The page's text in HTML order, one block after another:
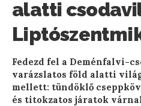
alatti
Fedezd fel a Deménfalvi-
varázslatos föld alatti
mellett: tündöklő
és titokzatos járatok